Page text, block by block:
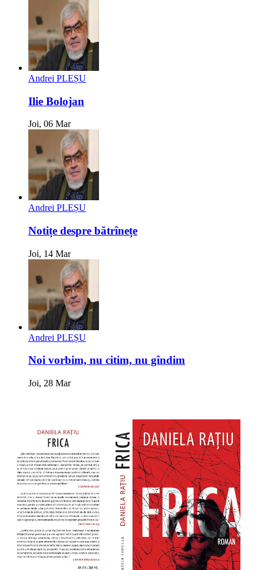
Andrei PLEȘU
Ilie Bolojan
Joi, 06 Mar
Andrei PLEȘU
Notițe despre bătrînețe
Joi, 14 Mar
Andrei PLEȘU
Noi vorbim, nu citim, nu gîndim
Joi, 28 Mar